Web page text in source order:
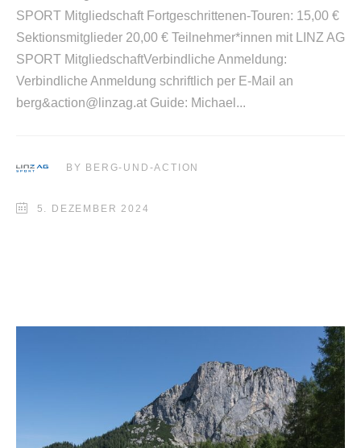
SPORT Mitgliedschaft Fortgeschrittenen-Touren: 15,00 €
Sektionsmitglieder 20,00 € Teilnehmer*innen mit LINZ AG
SPORT MitgliedschaftVerbindliche Anmeldung:
Verbindliche Anmeldung schriftlich per E-Mail an
berg&action@linzag.at Guide: Michael
BY BERG-UND-ACTION
5. DEZEMBER 2024